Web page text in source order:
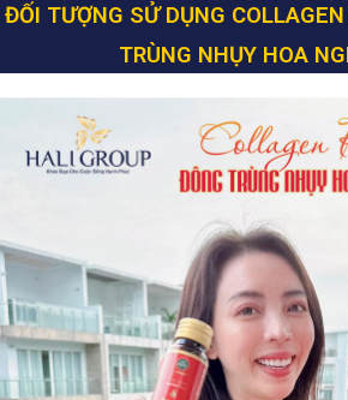
ĐỐI TƯỢNG SỬ DỤNG
TRÙNG NHỤY HOA